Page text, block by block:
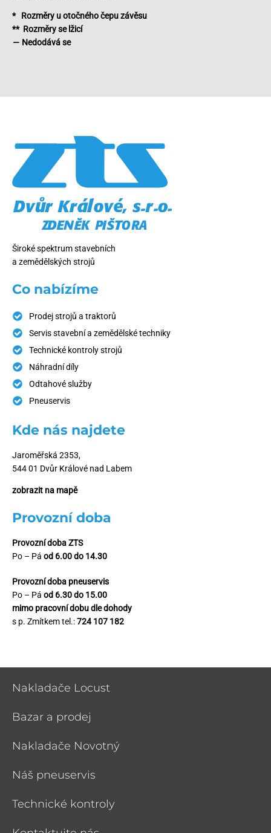
* Rozměry u otočného čepu závěsu
** Rozměry se lžicí
— Nedodává se
Široké spektrum stavebních
a zemědělských strojů
Co nabízíme
Prodej strojů a traktorů
Servis stavební a zemědělské techniky
Technické kontroly strojů
Náhradní díly
Odtahové služby
Pneuservis
Kde nás najdete
Jaroměřská 2353,
544 01 Dvůr Králové nad Labem
zobrazit na mapě
Provozní doba
Provozní doba ZTS
Po – Pá od 6.00 do 14.30
Provozní doba pneuservis
Po – Pá od 6.30 do 15.00
mimo pracovní dobu dle dohody
s p. Zmítkem tel.:724 107 182
Nakladače Locust
Bazar a prodej
Nakladače Novotný
Náš pneuservis
Technické kontroly